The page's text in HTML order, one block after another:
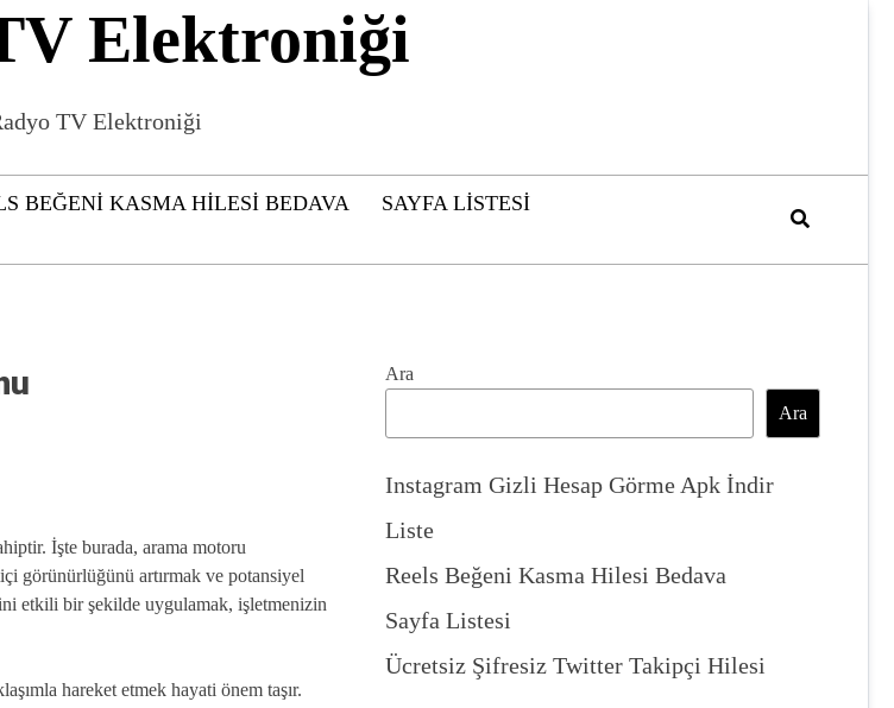
Elektroniği
TV Elektroniği
BEĞENI KASMA HILESI BEDAVA
SAYFA LISTESI
İşte burada, arama motoru
görünürlüğünü artırmak ve potansiyel
etkili bir şekilde uygulamak, işletmenizin
hareket etmek hayati önem taşır.
Ara
Ara
Instagram Gizli Hesap Görme Apk İndir
Liste
Reels Beğeni Kasma Hilesi Bedava
Sayfa Listesi
Ücretsiz Şifresiz Twitter Takipçi Hilesi